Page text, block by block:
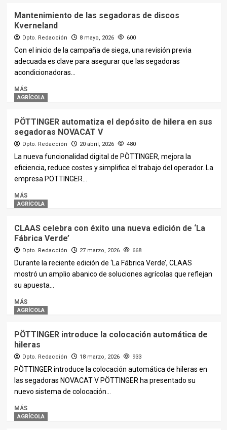
Mantenimiento de las segadoras de discos
Kverneland
Dpto. Redacción 8 mayo, 2026 600
Con el inicio de la campaña de siega, una revisión previa
adecuada es clave para asegurar que las segadoras
acondicionadoras...
MÁS
AGRÍCOLA
PÖTTINGER automatiza el depósito de hilera en sus
segadoras NOVACAT V
Dpto. Redacción 20 abril, 2026 480
La nueva funcionalidad digital de PÖTTINGER, mejora la
eficiencia, reduce costes y simplifica el trabajo del operador. La
empresa PÖTTINGER...
MÁS
AGRÍCOLA
CLAAS celebra con éxito una nueva edición de ‘La
Fábrica Verde’
Dpto. Redacción 27 marzo, 2026 668
Durante la reciente edición de ‘La Fábrica Verde’, CLAAS
mostró un amplio abanico de soluciones agrícolas que reflejan
su apuesta...
MÁS
AGRÍCOLA
PÖTTINGER introduce la colocación automática de
hileras
Dpto. Redacción 18 marzo, 2026 933
PÖTTINGER introduce la colocación automática de hileras en
las segadoras NOVACAT V PÖTTINGER ha presentado su
nuevo sistema de colocación...
MÁS
AGRÍCOLA